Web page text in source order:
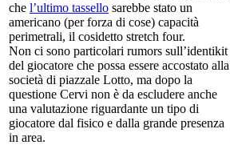
che l’ultimo tassello sarebbe stato un
americano (per forza di cose) capacità
perimetrali, il cosidetto stretch four.
Non ci sono particolari rumors sull’identikit
del giocatore che possa essere accostato alla
società di piazzale Lotto, ma dopo la
questione Cervi non è da escludere anche
una valutazione riguardante un tipo di
giocatore dal fisico e dalla grande presenza
in area.